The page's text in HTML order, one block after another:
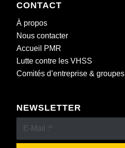
CONTACT
À propos
Nous contacter
Accueil PMR
Lutte contre les VHSS
Comités d’entreprise & groupes
NEWSLETTER